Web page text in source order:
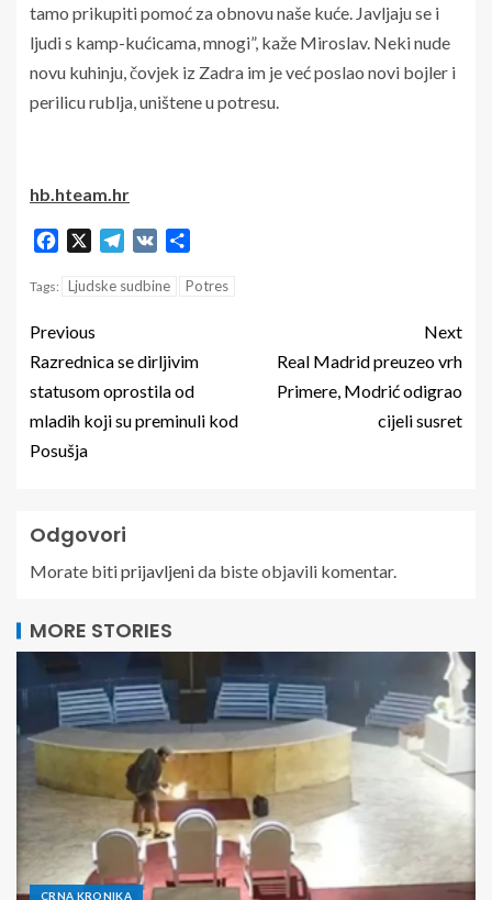
tamo prikupiti pomoć za obnovu naše kuće. Javljaju se i
ljudi s kamp-kućicama, mnogi”, kaže Miroslav. Neki nude
novu kuhinju, čovjek iz Zadra im je već poslao novi bojler i
perilicu rublja, uništene u potresu.
hb.hteam.hr
Facebook Telegram
VK
Tags: Ljudske sudbine Potres
Previous
Razrednica se dirljivim
statusom oprostila od
mladih koji su preminuli kod
Posušja
Next
Real Madrid preuzeo vrh
Primere, Modrić odigrao
cijeli susret
Odgovori
Morate bitiprijavljenida biste objavili komentar.
MORE STORIES
CRNA KRONIKA